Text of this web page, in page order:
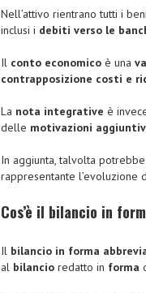
Nell’attivo rientrano tutti i
inclusi i debiti verso le
Il conto economico è una
contrapposizione costi e
La nota integrative è
delle motivazioni
In aggiunta, talvolta
rappresentante l’evoluzione
Cos’è il bilancio in
Il bilancio in forma
al bilancio redatto in forma